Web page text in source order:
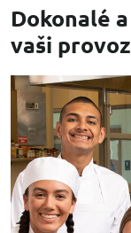
Dokonalé
vaši